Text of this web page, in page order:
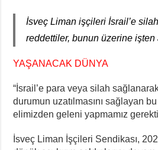
İsveç Liman işçileri İsrail’e
reddettiler, bunun üzerine işten
YAŞANACAK DÜNYA
“İsrail’e para veya silah
durumun uzatılmasını sağlayan
elimizden geleni yapmamız
İsveç Liman İşçileri Sendikası,